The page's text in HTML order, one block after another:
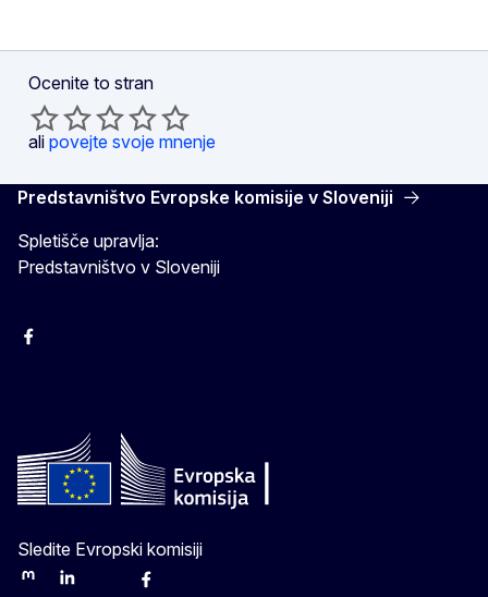
Ocenite to stran
ali povejte svoje mnenje
Predstavništvo Evropske komisije v Sloveniji
Spletišče upravlja:
Predstavništvo v Sloveniji
Facebook
Sledite Evropski komisiji
MastodonLinkedInBlueskyFacebook